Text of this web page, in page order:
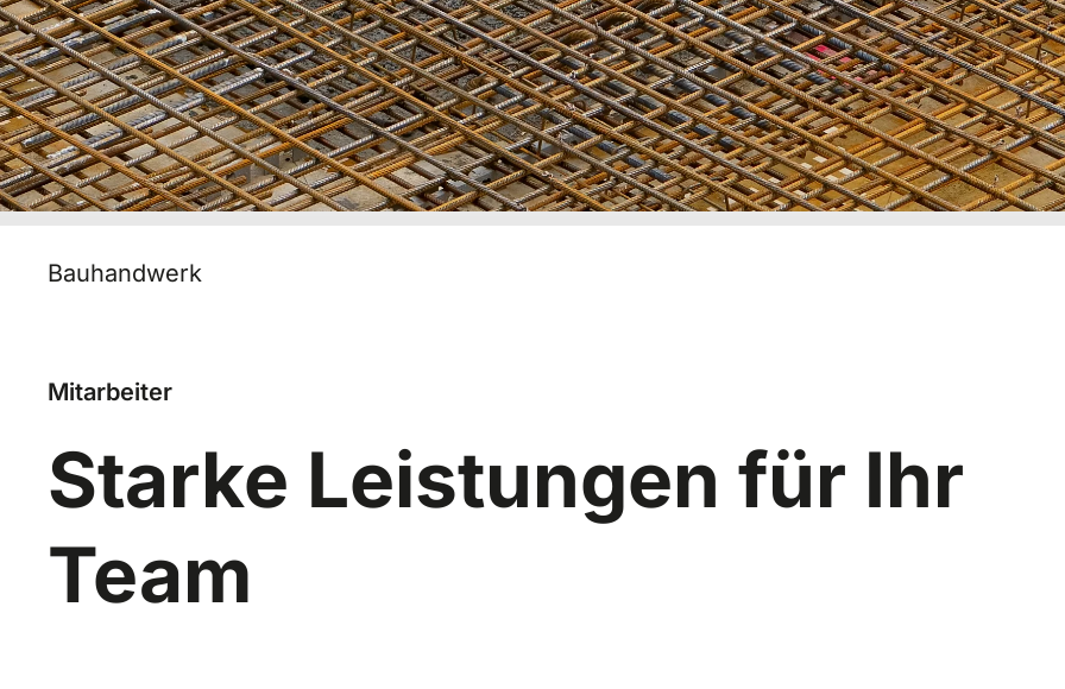
Bauhandwerk
Mitarbeiter
Starke Leistungen für Ihr
Team